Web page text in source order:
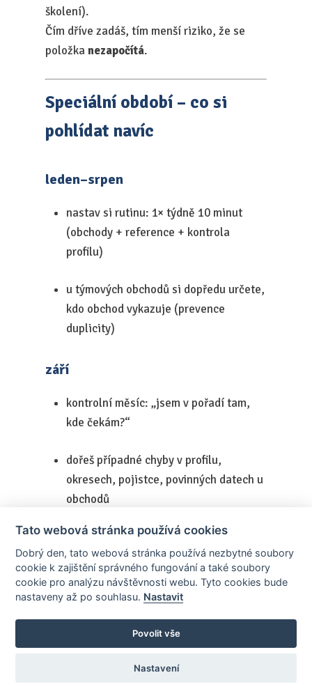
školení).
Čím dříve zadáš, tím menší riziko, že se
položka nezapočítá.
Speciální období – co si
pohlídat navíc
leden–srpen
nastav si rutinu: 1× týdně 10 minut
(obchody + reference + kontrola
profilu)
u týmových obchodů si dopředu určete,
kdo obchod vykazuje (prevence
duplicity)
září
kontrolní měsíc: „jsem v pořadí tam,
kde čekám?“
dořeš případné chyby v profilu,
okresech, pojistce, povinných datech u
obchodů
říjen
začni si připravovat interně podklady
pro čestná prohlášení (viz
listopad (1. 11. – 30. 11.)
Tato webová stránka používá cookies
Dobrý den, tato webová stránka používá nezbytné soubory
cookie k zajištění správného fungování a také soubory
cookie pro analýzu návštěvnosti webu. Tyto cookies bude
nastaveny až po souhlasu. Nastavit
Povolit vše
Nastavení